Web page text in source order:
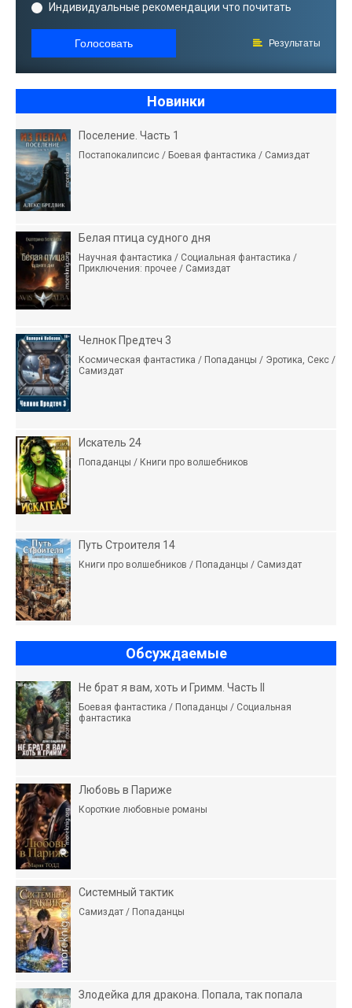
Индивидуальные рекомендации что почитать
Голосовать Результаты
Новинки
Поселение. Часть 1
Постапокалипсис / Боевая фантастика / Самиздат
Белая птица судного дня
Научная фантастика / Социальная фантастика /
Приключения: прочее / Самиздат
Челнок Предтеч 3
Космическая фантастика / Попаданцы / Эротика, Секс /
Самиздат
Искатель 24
Попаданцы / Книги про волшебников
Путь Строителя 14
Книги про волшебников / Попаданцы / Самиздат
Обсуждаемые
Не брат я вам, хоть и Гримм. Часть II
Боевая фантастика / Попаданцы / Социальная
фантастика
Любовь в Париже
Короткие любовные романы
Системный тактик
Самиздат / Попаданцы
Злодейка для дракона. Попала, так попала